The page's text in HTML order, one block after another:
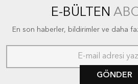
E-BÜLTEN
En son haberler, bildirimler ve daha
GÖNDER